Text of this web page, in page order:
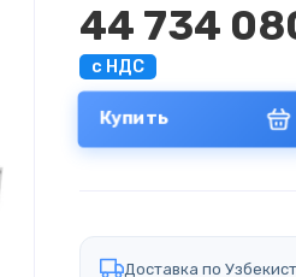
44 734
с НДС
Купить
Доставка по